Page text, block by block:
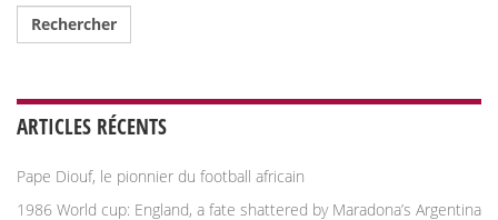
ARTICLES RÉCENTS
Pape Diouf, le pionnier du football africain
1986 World cup: England, a fate shattered by Maradona’s Argentina